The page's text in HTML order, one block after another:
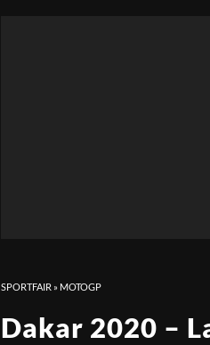
SPORTFAIR » MOTOGP
Dakar 2020 –